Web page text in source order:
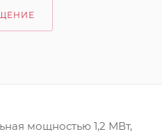
мощностью 1,2 МВт,